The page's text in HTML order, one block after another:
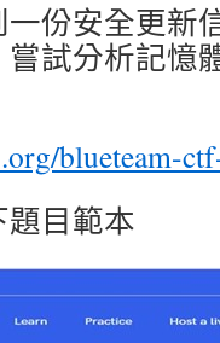
份安全更新
試分析記憶
blueteam-
目範本